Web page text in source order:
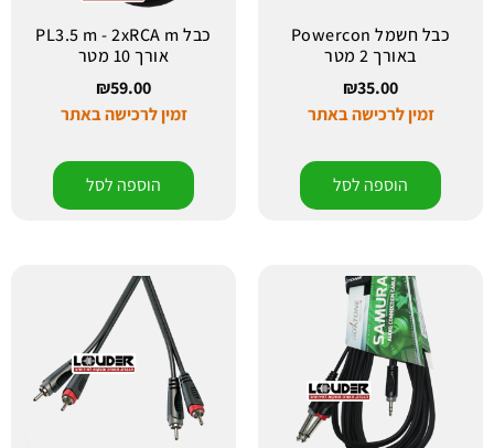
כבל חשמל Powercon
באורך 2 מטר
₪35.00
זמין לרכישה באתר
הוספה לסל
כבל PL3.5 m - 2xRCA m
אורך 10 מטר
₪59.00
זמין לרכישה באתר
הוספה לסל